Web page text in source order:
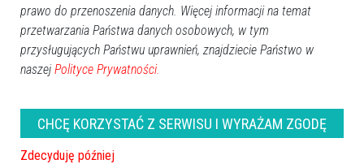
Ostrołęka archiwalna. Skwer przy Kopernika kiedyś i
prawo do przenoszenia danych. Więcej informacji na temat
przetwarzania Państwa danych osobowych, w tym
przysługujących Państwu uprawnień, znajdziecie Państwo w
naszej Polityce Prywatności.
CHCĘ KORZYSTAĆ Z SERWISU I WYRAŻAM ZGODĘ
Zdecyduję później